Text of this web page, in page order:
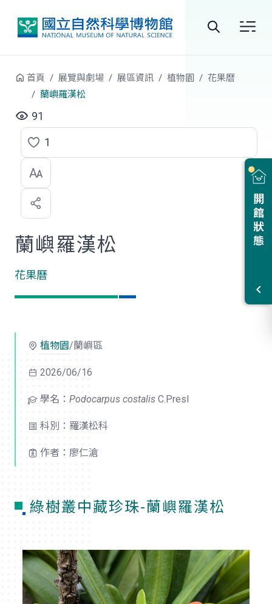
站
開館狀態
首頁 展覽與劇場 展區資訊 植物園
花果曆
蘭嶼羅漢松
91
點
選
喜
歡
1
蘭嶼羅漢松
花果曆
植物園/蘭嶼區
2026/06/16
學名： Podocarpus costalis C.Presl
科別：羅漢松科
作者：廖仁滄
綠樹叢中藏珍珠-蘭嶼羅漢松